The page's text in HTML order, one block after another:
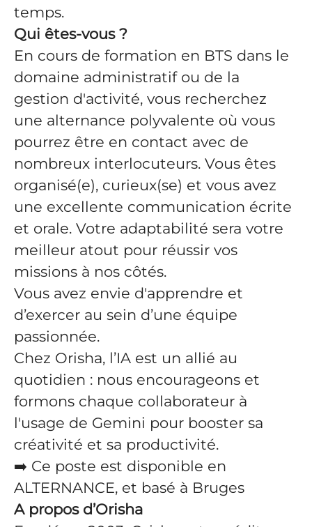
temps.
Qui êtes-vous ?
En cours de formation en BTS dans le
domaine administratif ou de la
gestion d'activité, vous recherchez
une alternance polyvalente où vous
pourrez être en contact avec de
nombreux interlocuteurs. Vous êtes
organisé(e), curieux(se) et vous avez
une excellente communication écrite
et orale. Votre adaptabilité sera votre
meilleur atout pour réussir vos
missions à nos côtés.
Vous avez envie d'apprendre et
d’exercer au sein d’une équipe
passionnée.
Chez Orisha, l’IA est un allié au
quotidien : nous encourageons et
formons chaque collaborateur à
l'usage de Gemini pour booster sa
créativité et sa productivité.
➡️ Ce poste est disponible en
ALTERNANCE, et basé à Bruges
A propos d’Orisha